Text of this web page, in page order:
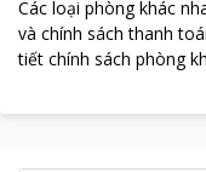
Các loại phòng khác
và chính sách thanh
tiết chính sách phòng